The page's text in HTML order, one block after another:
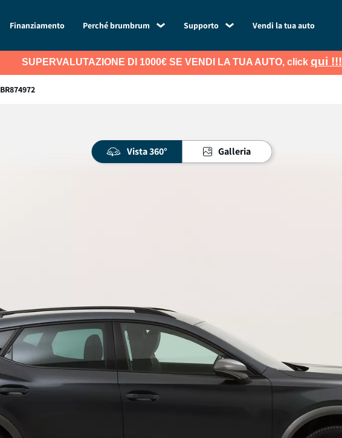
Finanziamento Perché brumbrum Supporto Vendi la tua auto
SUPERVALUTAZIONE DI 1000€ SE VENDI LA TUA AUTO, click qui !!!
BR874972
Vista 360° Galleria